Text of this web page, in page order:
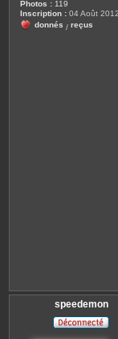
Photos : 119
Inscription : 04 Août 2012
donnés / reçus
speedemon